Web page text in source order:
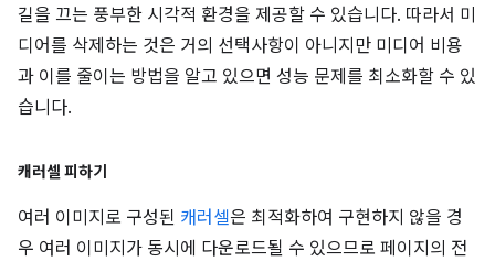
길을 끄는 풍부한 시각적 환경을 제공할 수 있습니다. 따라서 미
디어를 삭제하는 것은 거의 선택사항이 아니지만 미디어 비용
과 이를 줄이는 방법을 알고 있으면 성능 문제를 최소화할 수 있
습니다.
캐러셀 피하기
여러 이미지로 구성된 캐러셀은 최적화하여 구현하지 않을 경
우 여러 이미지가 동시에 다운로드될 수 있으므로 페이지의 전